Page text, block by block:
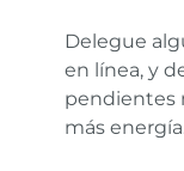
Delegue
en línea, y
pendientes
más